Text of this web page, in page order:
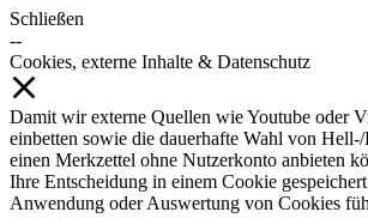
Schließen
--
Cookies, externe Inhalte & Datenschutz
Damit wir externe Quellen wie Youtube oder
einbetten sowie die dauerhafte Wahl von
einen Merkzettel ohne Nutzerkonto anbieten
Ihre Entscheidung in einem Cookie
Anwendung oder Auswertung von Cookies